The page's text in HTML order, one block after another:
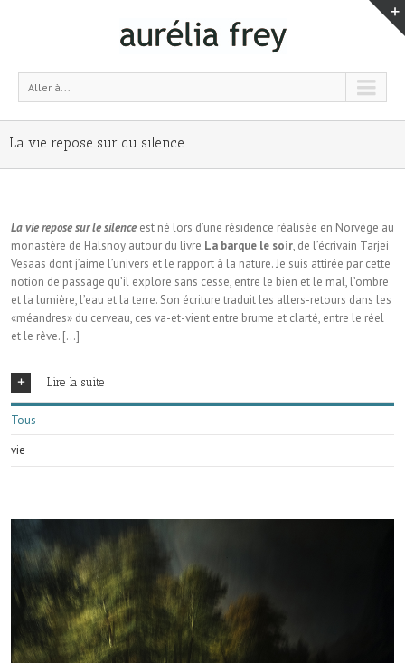
Aller à...
La vie repose sur du silence
La vie repose sur le silence est né lors d’une ré­sidence réalisée en Norvège au
monastère de Halsnoy autour du livre La barque le soir, de l’écri­vain Tarjei
Vesaas dont j’aime l’univers et le rapport à la nature. Je suis attirée par cette
notion de passage qu’il explore sans cesse, entre le bien et le mal, l’ombre
et la lumière, l’eau et la terre. Son écriture traduit les allers-re­tours dans les
«méandres» du cerveau, ces va-et-vient entre brume et clarté, entre le réel
et le rêve. […]
Lire la suite
Tous
vie